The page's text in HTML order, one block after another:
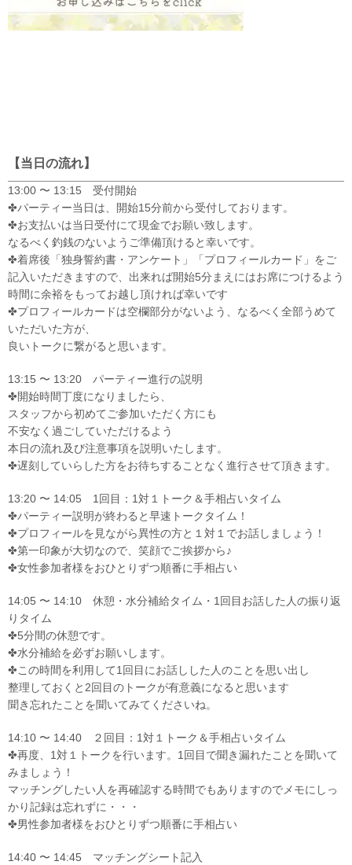
【当日の流れ】
13:00 〜 13:15 受付開始
✤パーティー当日は、開始15分前から受付しております。
✤お支払いは当日受付にて現金でお願い致します。
なるべく釣銭のないようご準備頂けると幸いです。
✤着席後「独身誓約書・アンケート」「プロフィールカード」をご
記入いただきますので、出来れば開始5分まえにはお席につけるよう
時間に余裕をもってお越し頂ければ幸いです
✤プロフィールカードは空欄部分がないよう、なるべく全部うめて
いただいた方が、
良いトークに繋がると思います。
13:15 〜 13:20 パーティー進行の説明
✤開始時間丁度になりましたら、
スタッフから初めてご参加いただく方にも
不安なく過ごしていただけるよう
本日の流れ及び注意事項を説明いたします。
✤遅刻していらした方をお待ちすることなく進行させて頂きます。
13:20 〜 14:05 1回目：1対１トーク＆手相占いタイム
✤パーティー説明が終わると早速トークタイム！
✤プロフィールを見ながら異性の方と１対１でお話しましょう！
✤第一印象が大切なので、笑顔でご挨拶から♪
✤女性参加者様をおひとりずつ順番に手相占い
14:05 〜 14:10 休憩・水分補給タイム・1回目お話した人の振り返
りタイム
✤5分間の休憩です。
✤水分補給を必ずお願いします。
✤この時間を利用して1回目にお話しした人のことを思い出し
整理しておくと2回目のトークが有意義になると思います
聞き忘れたことを聞いてみてくださいね。
14:10 〜 14:40 ２回目：1対１トーク＆手相占いタイム
✤再度、1対１トークを行います。1回目で聞き漏れたことを聞いて
みましょう！
マッチングしたい人を再確認する時間でもありますのでメモにしっ
かり記録は忘れずに・・・
✤男性参加者様をおひとりずつ順番に手相占い
14:40 〜 14:45 マッチングシート記入